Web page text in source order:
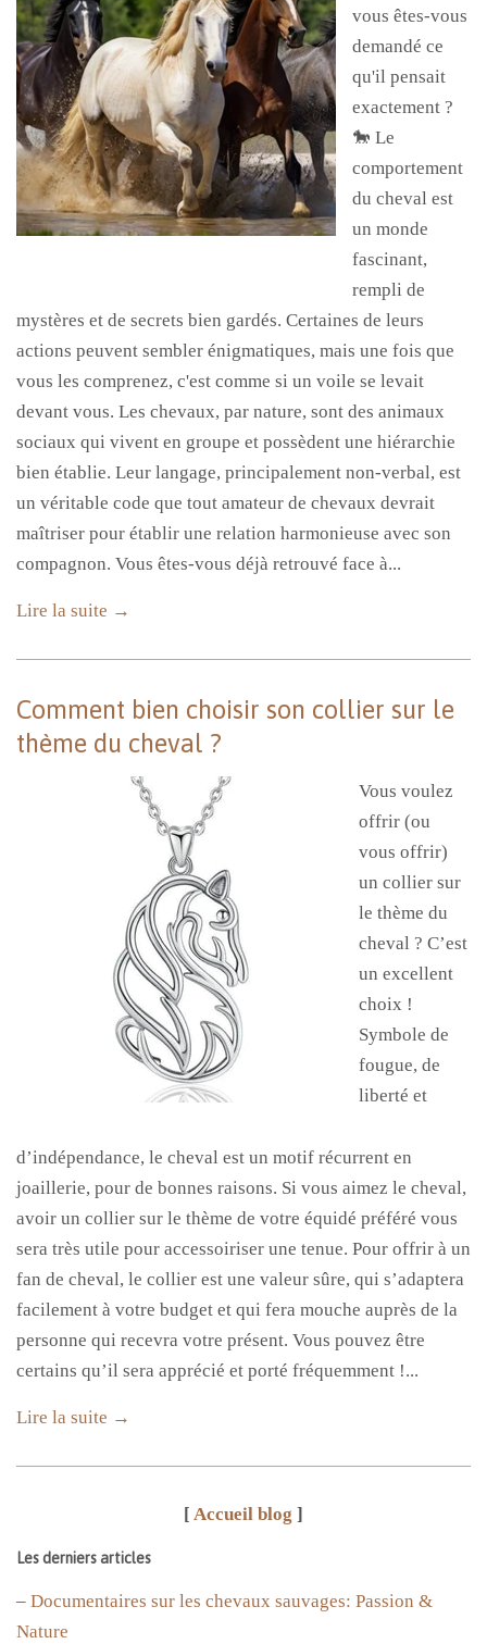
vous êtes-vous
demandé ce
qu'il pensait
exactement ?
🐎 Le
comportement
du cheval est
un monde
fascinant,
rempli de
mystères et de secrets bien gardés. Certaines de leurs
actions peuvent sembler énigmatiques, mais une fois que
vous les comprenez, c'est comme si un voile se levait
devant vous. Les chevaux, par nature, sont des animaux
sociaux qui vivent en groupe et possèdent une hiérarchie
bien établie. Leur langage, principalement non-verbal, est
un véritable code que tout amateur de chevaux devrait
maîtriser pour établir une relation harmonieuse avec son
compagnon. Vous êtes-vous déjà retrouvé face à...
Lire la suite →
Comment bien choisir son collier sur le
thème du cheval ?
Vous voulez
offrir (ou
vous offrir)
un collier sur
le thème du
cheval ? C’est
un excellent
choix !
Symbole de
fougue, de
liberté et
d’indépendance, le cheval est un motif récurrent en
joaillerie, pour de bonnes raisons. Si vous aimez le cheval,
avoir un collier sur le thème de votre équidé préféré vous
sera très utile pour accessoiriser une tenue. Pour offrir à un
fan de cheval, le collier est une valeur sûre, qui s’adaptera
facilement à votre budget et qui fera mouche auprès de la
personne qui recevra votre présent. Vous pouvez être
certains qu’il sera apprécié et porté fréquemment !...
Lire la suite →
[ Accueil blog ]
Les derniers articles
– Documentaires sur les chevaux sauvages: Passion &
Nature